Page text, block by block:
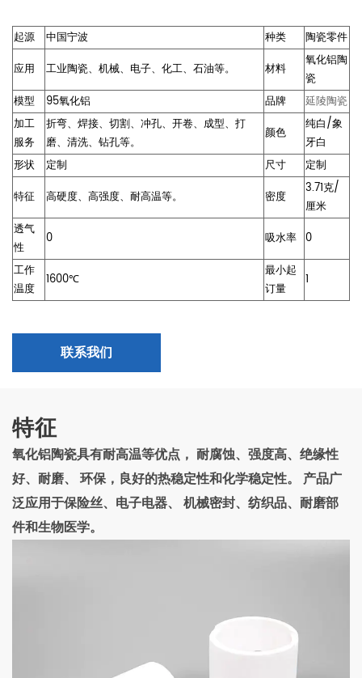
起源 中国宁波 种类
陶瓷零件
应用
工业陶瓷、机械、电子、化工、石油等。 材料
氧化铝陶
瓷
模型
95氧化铝 品牌
延陵陶瓷
加工
服务
折弯、焊接、切割、冲孔、开卷、成型、打
磨、清洗、钻孔等。
颜色
纯白/象
牙白
形状
定制 尺寸
定制
特征
高硬度、高强度、耐高温等。 密度
3.71克/
厘米
透气
性
0 吸水率 0
工作
温度
1600℃
最小起
订量
1
联系我们
特征
氧化铝陶瓷具有耐高温等优点， 耐腐蚀、强度高、绝缘性
好、耐磨、 环保，良好的热稳定性和化学稳定性。 产品广
泛应用于保险丝、电子电器、 机械密封、纺织品、耐磨部
件和生物医学。